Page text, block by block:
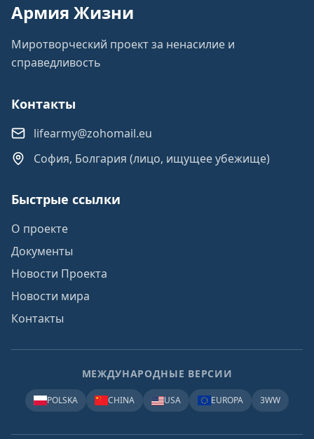
Армия Жизни
Миротворческий проект за ненасилие и
справедливость
Контакты
lifearmy@zohomail.eu
София, Болгария (лицо, ищущее убежище)
Быстрые ссылки
О проекте
Документы
Новости Проекта
Новости мира
Контакты
МЕЖДУНАРОДНЫЕ ВЕРСИИ
POLSKA CHINA USA EUROPA 3WW